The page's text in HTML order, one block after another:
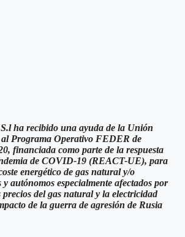
ha recibido una ayuda de la Unión
Programa Operativo FEDER de
financiada como parte de la respuesta
de COVID-19 (REACT-UE), para
energético de gas natural y/o
y autónomos especialmente afectados por
precios del gas natural y la electricidad
de la guerra de agresión de Rusia